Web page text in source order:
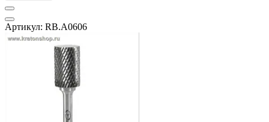
Артикул: RB.A0606